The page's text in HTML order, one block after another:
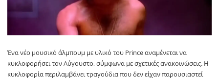
Ένα νέο μουσικό άλμπουμ με υλικό του Princeαναμένεται να
κυκλοφορήσει τον Αύγουστο, σύμφωνα με σχετικές ανακοινώσεις. Η
κυκλοφορία περιλαμβάνει τραγούδια που δεν είχαν παρουσιαστεί